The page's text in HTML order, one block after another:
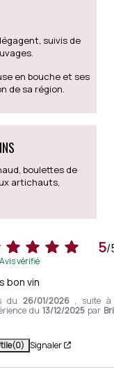
suivis de
en bouche et ses
de sa région.
boulettes de
artichauts,
5/
Avis vérifié
bon vin
du 26/01/2026 , suite à
du13/12/2025 par
(0) Signaler